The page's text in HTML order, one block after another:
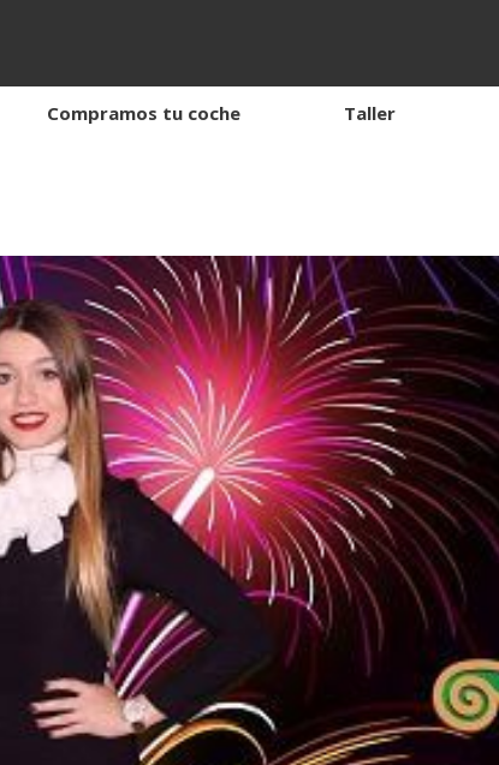
Compramos tu coche Taller